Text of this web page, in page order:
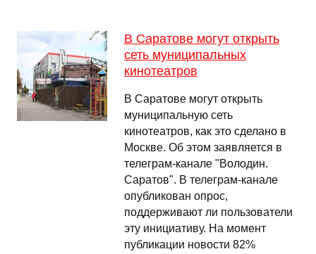
В Саратове могут открыть
сеть муниципальных
кинотеатров
В Саратове могут открыть
муниципальную сеть
кинотеатров, как это сделано в
Москве. Об этом заявляется в
телеграм-канале "Володин.
Саратов". В телеграм-канале
опубликован опрос,
поддерживают ли пользователи
эту инициативу. На момент
публикации новости 82%